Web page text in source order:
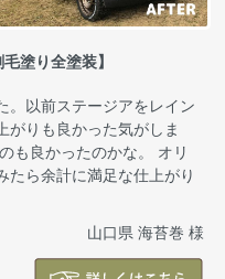
塗り全塗装】
。以前ステージアをレイン
がりも良かった気がしま
も良かったのかな。 オリ
たら余計に満足な仕上がり
山口県 海苔巻 様